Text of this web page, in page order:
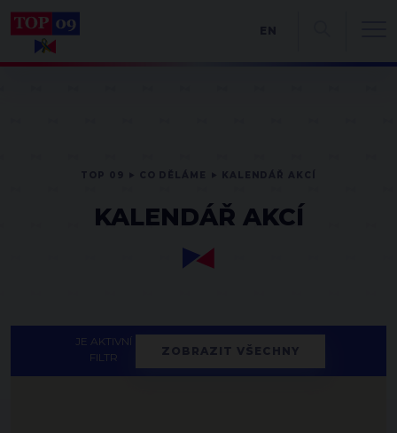
KALENDÁŘ AKCÍ
JE AKTIVNÍ
FILTR
ZOBRAZIT VŠECHNY